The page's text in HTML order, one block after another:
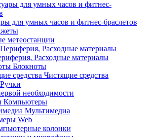
для умных часов и фитнес-браслетов
метеостанции
Расходные материалы
Блокноты
Чистящие средства
Ручки
необходимости
Компьютеры
Мультимедиа
Web
колонки